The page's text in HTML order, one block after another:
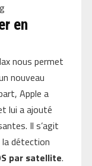
en
nous permet
nouveau
Apple a
lui a ajouté
Il s’agit
la détection
par satellite.